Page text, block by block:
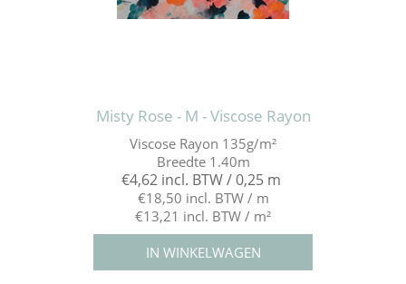
Misty Rose - M - Viscose Rayon
Viscose Rayon 135g/m²
Breedte 1.40m
€4,62 incl. BTW / 0,25 m
€18,50 incl. BTW / m
€13,21 incl. BTW / m²